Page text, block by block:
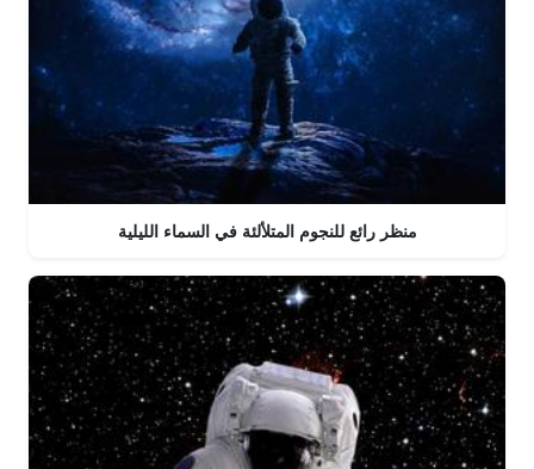
منظر رائع للنجوم المتلألئة في السماء الليلية